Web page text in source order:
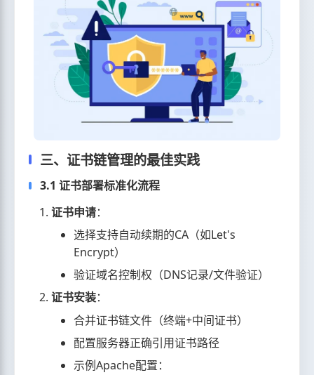
三、证书链管理的最佳实践
3.1 证书部署标准化流程
证书申请：
选择支持自动续期的CA（如Let's
Encrypt）
验证域名控制权（DNS记录/文件验证）
证书安装：
合并证书链文件（终端+中间证书）
配置服务器正确引用证书路径
示例Apache配置：